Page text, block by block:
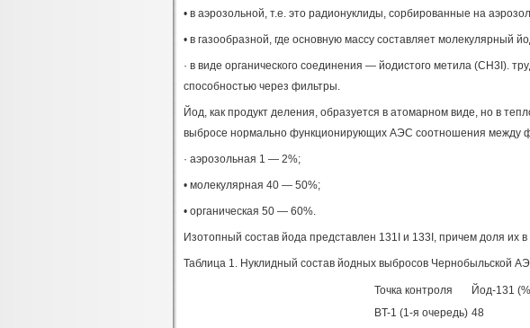
• в аэрозольной, т.е. это радионуклиды, сорбированные на
• в газообразной, где основную массу составляет молекулярный
· в виде органического соединения — йодистого метила (CH3I).
способностью через фильтры.
Йод, как продукт деления, образуется в атомарном виде, но в
выбросе нормально функционирующих АЭС соотношения между
· аэрозольная 1 — 2%;
• молекулярная 40 — 50%;
• органическая 50 — 60%.
Изотопный состав йода представлен 131I и 133I, причем доля их
Таблица 1. Нуклидный состав йодных выбросов Чернобыльской
Точка контроля Йод-131
BT-1 (1-я очередь) 48